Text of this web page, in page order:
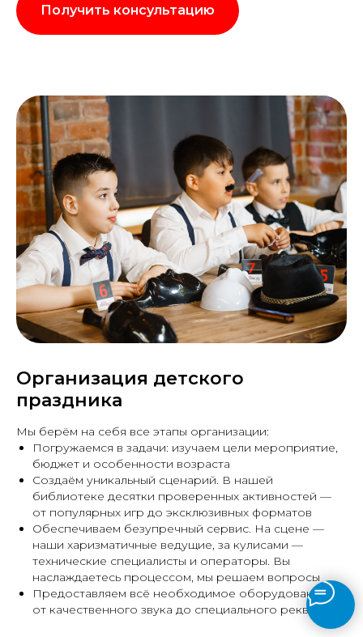
Получить консультацию
Организация детского
праздника
Мы берём на себя все этапы организации:
Погружаемся в задачи: изучаем цели мероприятие,
бюджет и особенности возраста
Создаём уникальный сценарий. В нашей
библиотеке десятки проверенных активностей —
от популярных игр до эксклюзивных форматов
Обеспечиваем безупречный сервис. На сцене —
наши харизматичные ведущие, за кулисами —
технические специалисты и операторы. Вы
наслаждаетесь процессом, мы решаем вопросы
Предоставляем всё необходимое оборудование:
от качественного звука до специального реквизита